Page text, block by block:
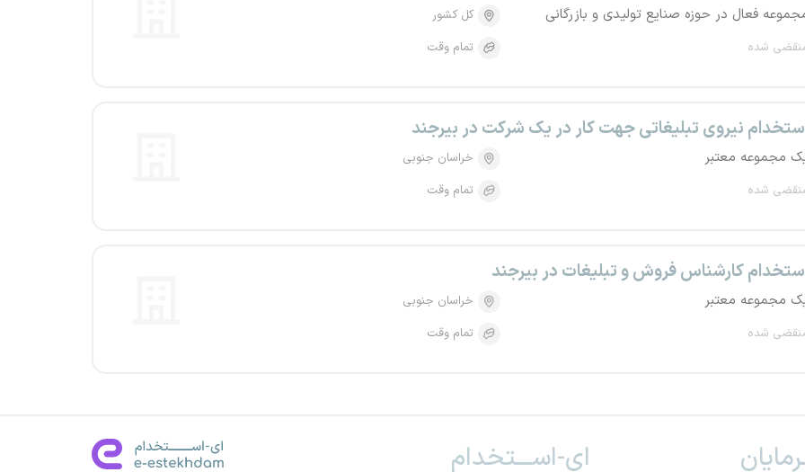
فعال در حوزه صنایع تولیدی و بازرگانی
شده
کل کشور
تمام وقت
نیروی تبلیغاتی جهت کار در یک شرکت در بیرجند
مجموعه معتبر
شده
خراسان جنوبی
تمام وقت
کارشناس فروش و تبلیغات در بیرجند
مجموعه معتبر
شده
خراسان جنوبی
تمام وقت
ای-اســـتخدام